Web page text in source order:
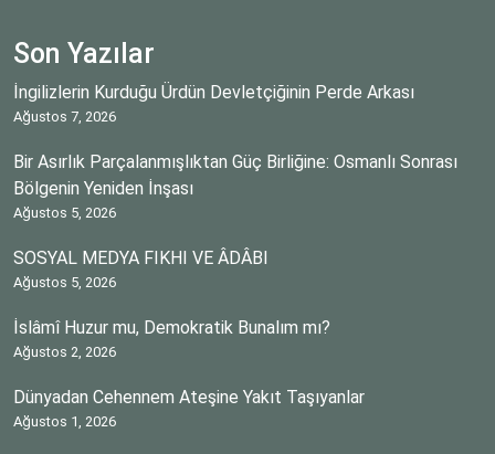
Son Yazılar
İngilizlerin Kurduğu Ürdün Devletçiğinin Perde Arkası
Ağustos 7, 2026
Bir Asırlık Parçalanmışlıktan Güç Birliğine: Osmanlı Sonrası
Bölgenin Yeniden İnşası
Ağustos 5, 2026
SOSYAL MEDYA FIKHI VE ÂDÂBI
Ağustos 5, 2026
İslâmî Huzur mu, Demokratik Bunalım mı?
Ağustos 2, 2026
Dünyadan Cehennem Ateşine Yakıt Taşıyanlar
Ağustos 1, 2026